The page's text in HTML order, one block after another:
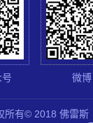
微博
所有© 2018 佛雷斯